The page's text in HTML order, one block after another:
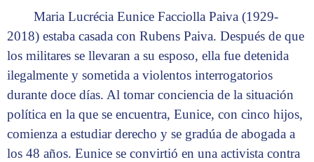
Maria Lucrécia Eunice Facciolla Paiva (1929-
2018) estaba casada con Rubens Paiva. Después de que
los militares se llevaran a su esposo, ella fue detenida
ilegalmente y sometida a violentos interrogatorios
durante doce días. Al tomar conciencia de la situación
política en la que se encuentra, Eunice, con cinco hijos,
comienza a estudiar derecho y se gradúa de abogada a
los 48 años. Eunice se convirtió en una activista contra